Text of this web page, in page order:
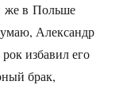
же в Польше
Александр
избавил его
брак,